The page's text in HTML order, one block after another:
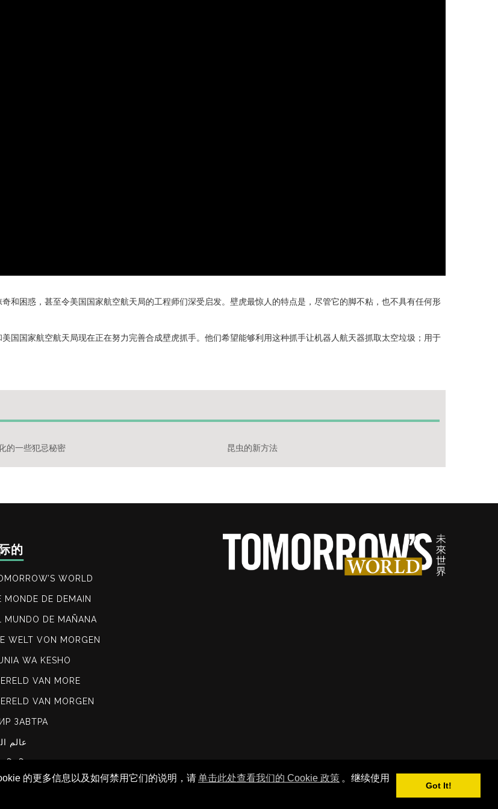
的更多信息以及如何禁用它们的说明，请单击此处查看我们的 Cookie 政策 。继续使用
Got It!
和困惑，甚至令美国国家航空航天局的工程师们深受启发。壁虎最惊人的特点是，尽管它的脚不粘，也不具有任何形
国国家航空航天局现在正在努力完善合成壁虎抓手。他们希望能够利用这种抓手让机器人航天器抓取太空垃圾；用于
的一些犯忌秘密 昆虫的新方法
的
WORLD
MONDE DE DEMAIN
MUNDO DE MAÑANA
WELT VON MORGEN
WA KESHO
VAN MORE
VAN MORGEN
ЗАВТРА
عالم
विश्ि
世界